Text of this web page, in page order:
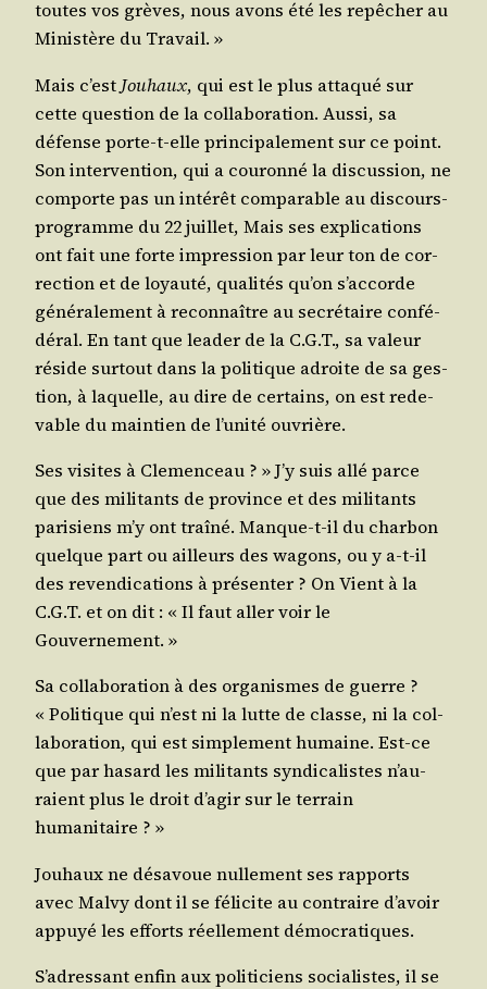
toutes vos grèves, nous avons été les repê­cher au
Minis­tère du Travail. »
Mais c’est Jou­haux, qui est le plus atta­qué sur
cette ques­tion de la col­la­bo­ra­tion. Aus­si, sa
défense porte-t-elle prin­ci­pa­le­ment sur ce point.
Son inter­ven­tion, qui a cou­ron­né la dis­cus­sion, ne
com­porte pas un inté­rêt com­pa­rable au dis­cours-
pro­gramme du 22 juillet, Mais ses expli­ca­tions
ont fait une forte impres­sion par leur ton de cor­
rec­tion et de loyau­té, qua­li­tés qu’on s’ac­corde
géné­ra­le­ment à recon­naître au secré­taire confé­
dé­ral. En tant que lea­der de la C.G.T., sa valeur
réside sur­tout dans la poli­tique adroite de sa ges­
tion, à laquelle, au dire de cer­tains, on est rede­
vable du main­tien de l’u­ni­té ouvrière.
Ses visites à Cle­men­ceau ? » J’y suis allé parce
que des mili­tants de pro­vince et des mili­tants
pari­siens m’y ont traî­né. Manque-t-il du char­bon
quelque part ou ailleurs des wagons, ou y a‑t-il
des reven­di­ca­tions à pré­sen­ter ? On Vient à la
C.G.T. et on dit : « Il faut aller voir le
Gouvernement. »
Sa col­la­bo­ra­tion à des orga­nismes de guerre ?
« Poli­tique qui n’est ni la lutte de classe, ni la col­
la­bo­ra­tion, qui est sim­ple­ment humaine. Est-ce
que par hasard les mili­tants syn­di­ca­listes n’au­
raient plus le droit d’a­gir sur le ter­rain
humanitaire ? »
Jou­haux ne désa­voue nul­le­ment ses rap­ports
avec Mal­vy dont il se féli­cite au contraire d’a­voir
appuyé les efforts réel­le­ment démocratiques.
S’a­dres­sant enfin aux poli­ti­ciens socia­listes, il se